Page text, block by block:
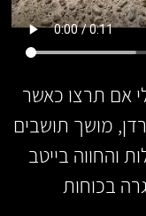
אם תרצו כאשר
מושך תושבים
והחווה בייטב
בכוחות